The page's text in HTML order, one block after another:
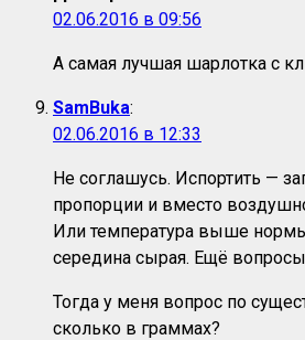
02.06.2016 в 09:56
А самая лучшая шарлотка с
SamBuka:
02.06.2016 в 12:33
Не соглашусь. Испортить —
пропорции и вместо
Или температура выше
середина сырая. Ещё
Тогда у меня вопрос по
сколько в граммах?